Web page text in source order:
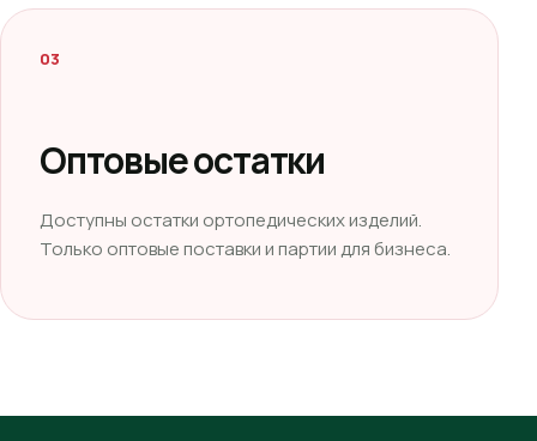
03
Оптовые остатки
Доступны остатки ортопедических изделий.
Только оптовые поставки и партии для бизнеса.